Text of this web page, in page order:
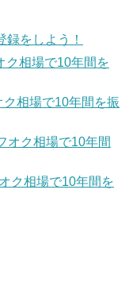
をしよう！
ク相場で10年間を
相場で10年間を振
オク相場で10年間
ク相場で10年間を